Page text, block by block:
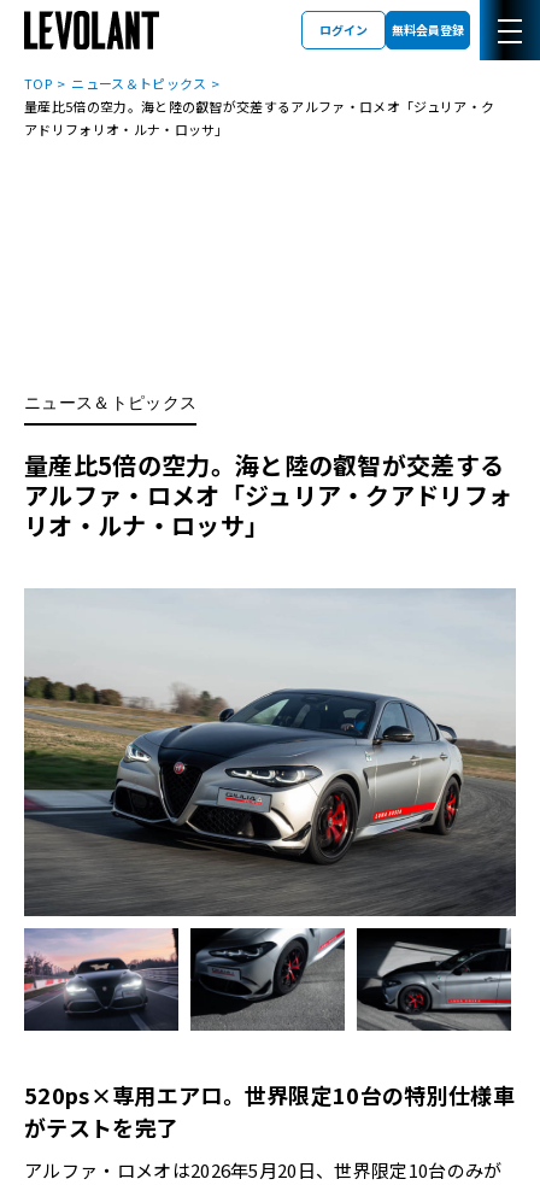
ログイン 無料会員登録
TOP
ニュース＆トピックス
量産比5倍の空力。海と陸の叡智が交差するアルファ・ロメオ「ジュリア・ク
アドリフォリオ・ルナ・ロッサ」
ニュース＆トピックス
量産比5倍の空力。海と陸の叡智が交差する
アルファ・ロメオ「ジュリア・クアドリフォ
リオ・ルナ・ロッサ」
520ps×専用エアロ。世界限定10台の特別仕様車
がテストを完了
アルファ・ロメオは2026年5月20日、世界限定10台のみが